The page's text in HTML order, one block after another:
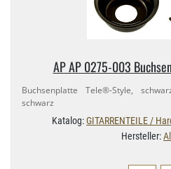
AP AP 0275-​003
Buchsenplatte Tele®-​Style,
schwarz
Katalog:GITARRENTEILE /
Hersteller: